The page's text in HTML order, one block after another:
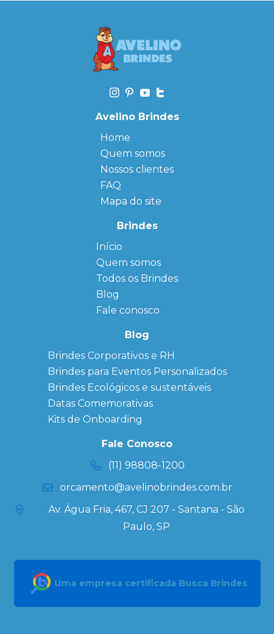
Avelino Brindes
Home
Quem somos
Nossos clientes
FAQ
Mapa do site
Brindes
Início
Quem somos
← Back
FAQ
Sitemap
Todos os Brindes
← Back
Agendas
Personalizadas
Personalizado
personalizados
Brindes
Corporativos
Copos Térmicos
Personalizados
Datas Especiais
Ecobag
Personalizada
Kits
Blog
Fale conosco
Blog
Brindes Corporativos e RH
Brindes para Eventos Personalizados
Brindes Ecológicos e sustentáveis
Datas Comemorativas
Kits de Onboarding
Fale Conosco
(11) 98808-1200
orcamento@avelinobrindes.com.br
Av. Água Fria, 467, CJ 207 - Santana - São
Paulo, SP
Uma empresa certificada Busca Brindes